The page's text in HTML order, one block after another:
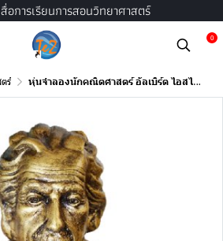
อการเรียนการสอนวิทยาศาสตร์
0
ร์ หุ่นจำลองนักคณิตศาสตร์ อัลเบิร์ต ไอสไตน์